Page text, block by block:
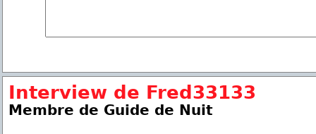
Interview de Fred33133
Membre de Guide de Nuit